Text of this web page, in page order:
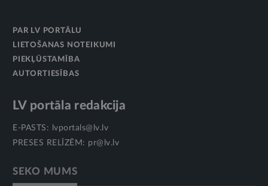
PAR LV PORTĀLU
LIETOŠANAS NOTEIKUMI
PIEKĻŪSTAMĪBA
AUTORTIESĪBAS
LV portāla redakcija
E-PASTS:
lvportals@lv.lv
PRESES RELĪZĒM: pr@lv.lv
SEKO MUMS